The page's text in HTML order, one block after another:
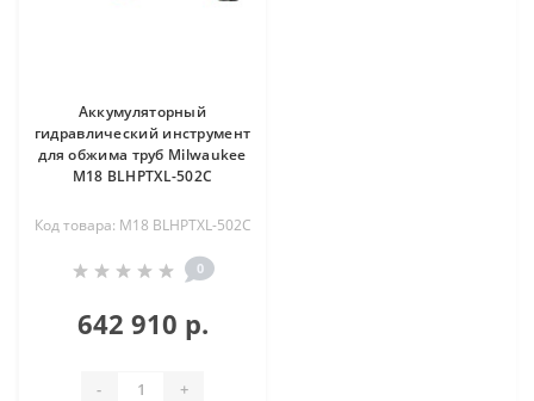
Аккумуляторный
гидравлический инструмент
для обжима труб Milwaukee
M18 BLHPTXL-502C
Код товара: M18 BLHPTXL-502C
0
642 910 р.
- +